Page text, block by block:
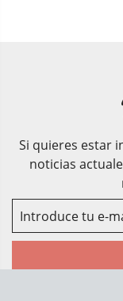
Si quieres estar
noticias